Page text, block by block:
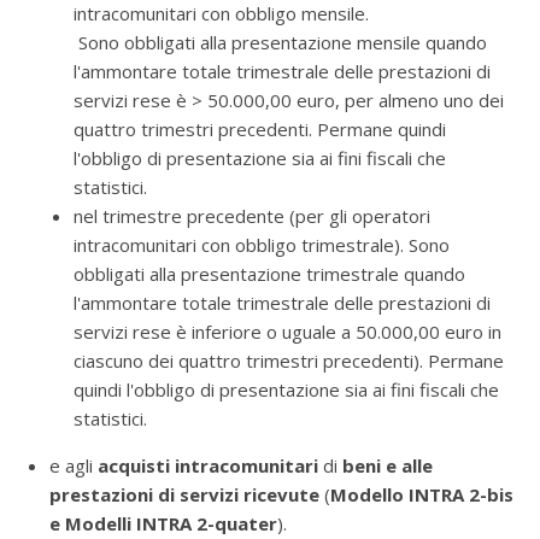
intracomunitari con obbligo mensile.
Sono obbligati alla presentazione mensile quando
l'ammontare totale trimestrale delle prestazioni di
servizi rese è > 50.000,00 euro, per almeno uno dei
quattro trimestri precedenti. Permane quindi
l'obbligo di presentazione sia ai fini fiscali che
statistici.
nel trimestre precedente (per gli operatori
intracomunitari con obbligo trimestrale). Sono
obbligati alla presentazione trimestrale quando
l'ammontare totale trimestrale delle prestazioni di
servizi rese è inferiore o uguale a 50.000,00 euro in
ciascuno dei quattro trimestri precedenti). Permane
quindi l'obbligo di presentazione sia ai fini fiscali che
statistici.
e agli acquisti intracomunitari di beni e alle
prestazioni di servizi ricevute (Modello INTRA 2-bis
e Modelli INTRA 2-quater).